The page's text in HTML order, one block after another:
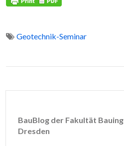
Geotechnik-Seminar
BauBlog der Fakultät
Dresden